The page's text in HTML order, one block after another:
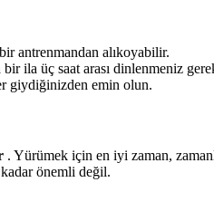
antrenmandan alıkoyabilir.
ila üç saat arası dinlenmeniz
giydiğinizden emin olun.
. Yürümek için en iyi zaman,
önemli değil.